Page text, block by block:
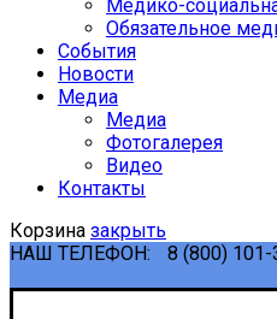
Медико-
Обязательное
События
Новости
Медиа
Медиа
Фотогалерея
Видео
Контакты
Корзина закрыть
НАШ ТЕЛЕФОН:
8 (800)